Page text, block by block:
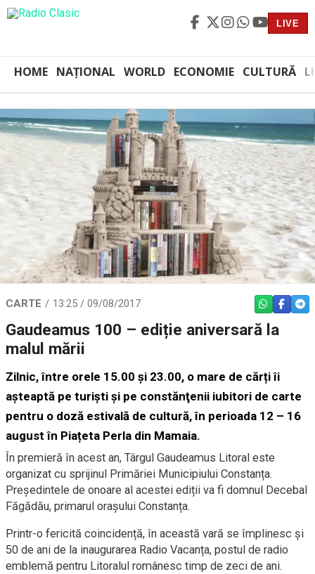
LIVE
HOME NAȚIONAL WORLD ECONOMIE CULTURĂ
CARTE 13:25 / 09/08/2017 WHATSAPP
Gaudeamus 100 – ediție aniversară la
malul mării
Zilnic, între orele 15.00 şi 23.00, o mare de cărți îi
așteaptă pe turişti şi pe constănţenii iubitori de carte
pentru o doză estivală de cultură, în perioada 12 – 16
augustîn Piațeta Perla din Mamaia.
În premieră în acest an, Târgul Gaudeamus Litoral este
organizat cu sprijinul Primăriei Municipiului Constanța.
Președintele de onoare al acestei ediții va fi domnul Decebal
Făgădău, primarul orașului Constanța.
Printr-o fericită coincidență, în această vară se împlinesc și
50 de ani de la inaugurarea Radio Vacanța, postul de radio
emblemă pentru Litoralul românesc timp de zeci de ani.